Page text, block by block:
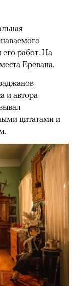
работ. На
Еревана.
и автора
цитатами и